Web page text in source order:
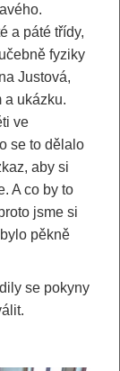
a páté třídy,
fyziky
Justová,
a ukázku.
ve
se to dělalo
aby si
A co by to
jsme si
pěkně
se pokyny